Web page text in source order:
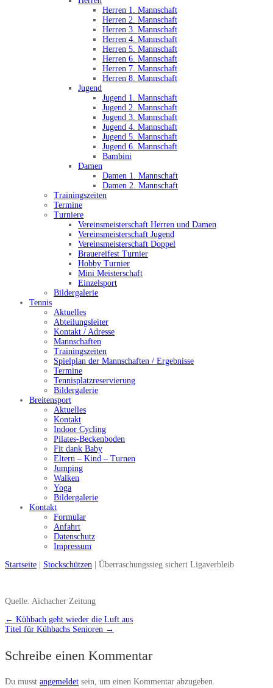
Herren 1. Mannschaft
Herren 2. Mannschaft
Herren 3. Mannschaft
Herren 4. Mannschaft
Herren 5. Mannschaft
Herren 6. Mannschaft
Herren 7. Mannschaft
Herren 8. Mannschaft
Jugend
Jugend 1. Mannschaft
Jugend 2. Mannschaft
Jugend 3. Mannschaft
Jugend 4. Mannschaft
Jugend 5. Mannschaft
Jugend 6. Mannschaft
Bambini
Damen
Damen 1. Mannschaft
Damen 2. Mannschaft
Trainingszeiten
Termine
Turniere
Vereinsmeisterschaft Herren und Damen
Vereinsmeisterschaft Jugend
Vereinsmeisterschaft Doppel
Brauereifest Turnier
Hobby Turnier
Mini Meisterschaft
Einzelsport
Bildergalerie
Tennis
Aktuelles
Abteilungsleiter
Kontakt / Adresse
Mannschaften
Trainingszeiten
Spielplan der Mannschaften / Ergebnisse
Termine
Tennisplatzreservierung
Bildergalerie
Breitensport
Aktuelles
Kontakt
Indoor Cycling
Pilates-Beckenboden
Fit dank Baby
Eltern – Kind – Turnen
Jumping
Walken
Yoga
Bildergalerie
Kontakt
Formular
Anfahrt
Datenschutz
Impressum
Startseite
Stockschützen Überraschungssieg sichert Ligaverbleib
Quelle: Aichacher Zeitung
← Kühbach geht wieder die Luft aus
Titel für Kühbachs Senioren →
Schreibe einen Kommentar
Du musst angemeldet sein, um einen Kommentar abzugeben.